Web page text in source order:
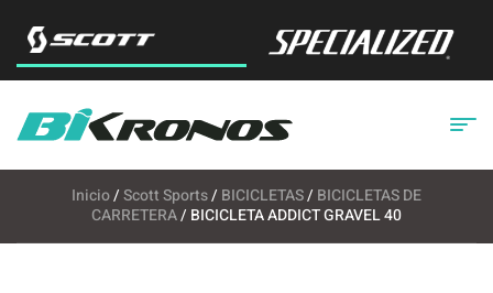
Inicio/Scott Sports/ BICICLETAS/ BICICLETAS DE
CARRETERA/ BICICLETA ADDICT GRAVEL 40